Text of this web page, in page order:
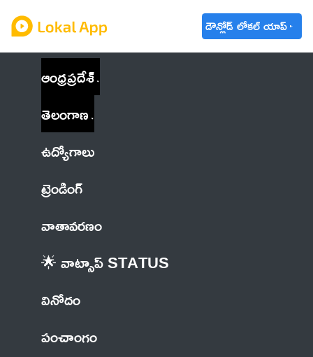
డౌన్లోడ్ లోకల్ యాప్
ఆంధ్రప్రదేశ్
తెలంగాణ
ఉద్యోగాలు
ట్రెండింగ్
వాతావరణం
🌟 వాట్సాప్ STATUS
వినోదం
పంచాంగం